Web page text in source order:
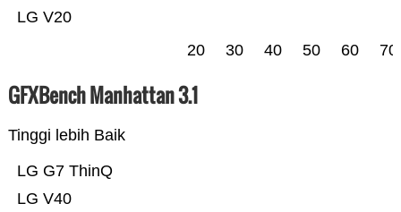
LG V20
20 30 40 50 60 70
GFXBench Manhattan 3.1
Tinggi lebih Baik
LG V40
LG G7 ThinQ